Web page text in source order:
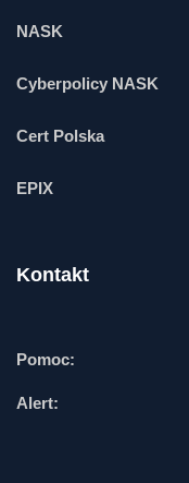
NASK
Cyberpolicy NASK
Cert Polska
EPIX
Kontakt
Pomoc:
Alert: